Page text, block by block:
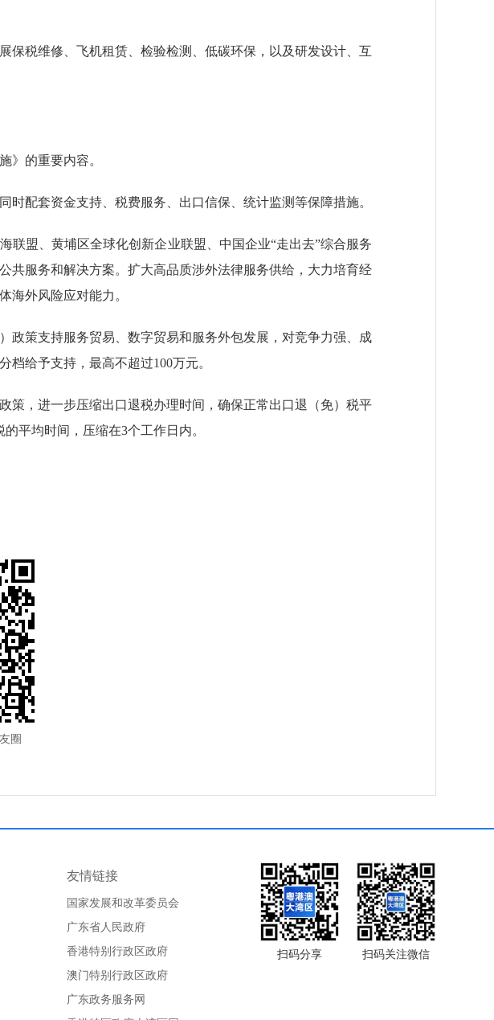
税维修、飞机租赁、检验检测、低碳环保，以及研发设计、互
的重要内容。
配套资金支持、税费服务、出口信保、统计监测等保障措施。
盟、黄埔区全球化创新企业联盟、中国企业“走出去”综合服务
共服务和解决方案。扩大高品质涉外法律服务供给，大力培育经
海外风险应对能力。
策支持服务贸易、数字贸易和服务外包发展，对竞争力强、成
给予支持，最高不超过100万元。
，进一步压缩出口退税办理时间，确保正常出口退（免）税平
平均时间，压缩在3个工作日内。
圈
扫码分享 扫码关注微信
友情链接
国家发展和改革委员会
广东省人民政府
香港特别行政区政府
澳门特别行政区政府
广东政务服务网